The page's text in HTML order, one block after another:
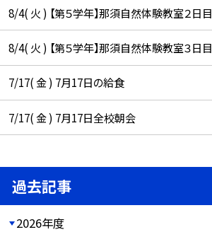
8/4( 火 ) 【第５学年】那須自然体験教室２日目
8/4( 火 ) 【第５学年】那須自然体験教室３日目
7/17( 金 ) 7月17日の給食
7/17( 金 ) 7月17日全校朝会
過去記事
2026年度